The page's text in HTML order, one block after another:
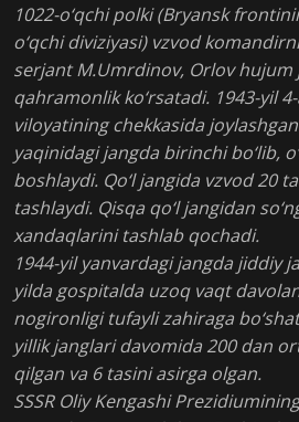
1022-o‘qchi polki (Bryansk
o‘qchi diviziyasi) vzvod
serjant M.Umrdinov, Orlov hujum
qahramonlik ko‘rsatadi. 1943-yil
viloyatining chekkasida
yaqinidagi jangda birinchi bo‘lib,
boshlaydi. Qo‘l jangida vzvod 20
tashlaydi. Qisqa qo‘l jangidan
xandaqlarini tashlab qochadi.
1944-yil yanvardagi jangda jiddiy
yilda gospitalda uzoq vaqt
nogironligi tufayli zahiraga
yillik janglari davomida 200 dan
qilgan va 6 tasini asirga olgan.
SSSR Oliy Kengashi